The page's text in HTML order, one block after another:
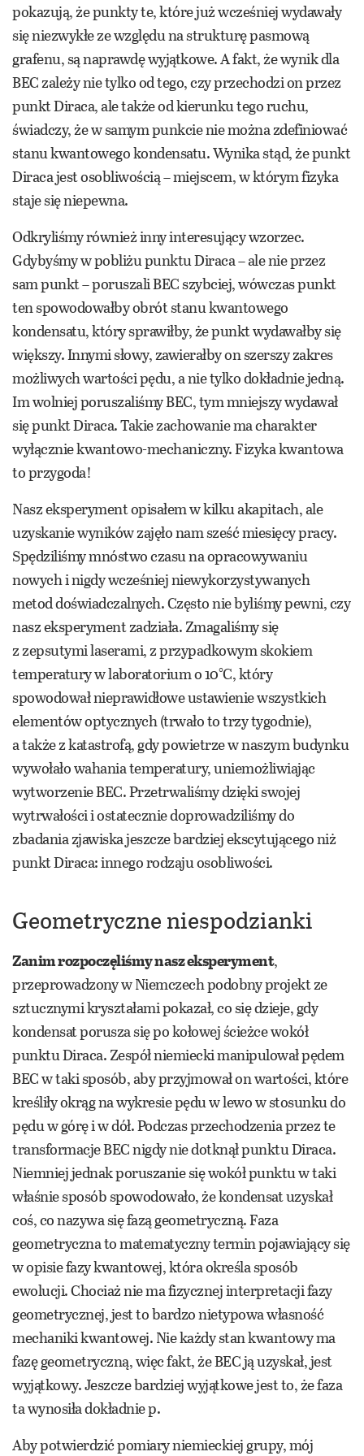
pokazują, że punkty te, które już wcześniej wydawały
się niezwykłe ze względu na strukturę pasmową
grafenu, są naprawdę wyjątkowe. A fakt, że wynik dla
BEC zależy nie tylko od tego, czy przechodzi on przez
punkt Diraca, ale także od kierunku tego ruchu,
świadczy, że w samym punkcie nie można zdefiniować
stanu kwantowego kondensatu. Wynika stąd, że punkt
Diraca jest osobliwością – miejscem, w którym fizyka
staje się niepewna.
Odkryliśmy również inny interesujący wzorzec.
Gdybyśmy w pobliżu punktu Diraca – ale nie przez
sam punkt – poruszali BEC szybciej, wówczas punkt
ten spowodowałby obrót stanu kwantowego
kondensatu, który sprawiłby, że punkt wydawałby się
większy. Innymi słowy, zawierałby on szerszy zakres
możliwych wartości pędu, a nie tylko dokładnie jedną.
Im wolniej poruszaliśmy BEC, tym mniejszy wydawał
się punkt Diraca. Takie zachowanie ma charakter
wyłącznie kwantowo-mechaniczny. Fizyka kwantowa
to przygoda!
Nasz eksperyment opisałem w kilku akapitach, ale
uzyskanie wyników zajęło nam sześć miesięcy pracy.
Spędziliśmy mnóstwo czasu na opracowywaniu
nowych i nigdy wcześniej niewykorzystywanych
metod doświadczalnych. Często nie byliśmy pewni, czy
nasz eksperyment zadziała. Zmagaliśmy się
z zepsutymi laserami, z przypadkowym skokiem
temperatury w laboratorium o 10°C, który
spowodował nieprawidłowe ustawienie wszystkich
elementów optycznych (trwało to trzy tygodnie),
a także z katastrofą, gdy powietrze w naszym budynku
wywołało wahania temperatury, uniemożliwiając
wytworzenie BEC. Przetrwaliśmy dzięki swojej
wytrwałości i ostatecznie doprowadziliśmy do
zbadania zjawiska jeszcze bardziej ekscytującego niż
punkt Diraca: innego rodzaju osobliwości.
Geometryczne niespodzianki
Zanim rozpoczęliśmy nasz eksperyment,
przeprowadzony w Niemczech podobny projekt ze
sztucznymi kryształami pokazał, co się dzieje, gdy
kondensat porusza się po kołowej ścieżce wokół
punktu Diraca. Zespół niemiecki manipulował pędem
BEC w taki sposób, aby przyjmował on wartości, które
kreśliły okrąg na wykresie pędu w lewo w stosunku do
pędu w górę i w dół. Podczas przechodzenia przez te
transformacje BEC nigdy nie dotknął punktu Diraca.
Niemniej jednak poruszanie się wokół punktu w taki
właśnie sposób spowodowało, że kondensat uzyskał
coś, co nazywa się fazą geometryczną. Faza
geometryczna to matematyczny termin pojawiający się
w opisie fazy kwantowej, która określa sposób
ewolucji. Chociaż nie ma fizycznej interpretacji fazy
geometrycznej, jest to bardzo nietypowa własność
mechaniki kwantowej. Nie każdy stan kwantowy ma
fazę geometryczną, więc fakt, że BEC ją uzyskał, jest
wyjątkowy. Jeszcze bardziej wyjątkowe jest to, że faza
ta wynosiła dokładnie p.
Aby potwierdzić pomiary niemieckiej grupy, mój